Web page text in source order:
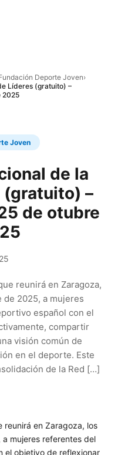
Deporte Joven›
Líderes (gratuito) –
2025
Joven
de la
(gratuito) –
de otubre
reunirá en Zaragoza,
2025, a mujeres
español con el
compartir
visión común de
en el deporte. Este
de la Red […]
reunirá en Zaragoza, los
mujeres referentes del
el objetivo de reflexionar